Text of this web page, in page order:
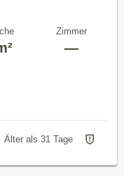
Zimmer
—
Älter als 31 Tage